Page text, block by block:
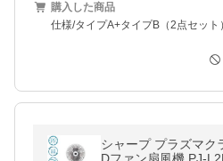
購入した商品
仕様/タイプA+タイプB（2点セット）
シャープ プラズマク